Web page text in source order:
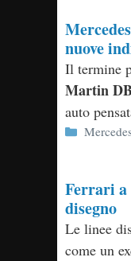
nuove
Il termine
Martin
auto
Categorie
Ferrari a
disegno
Le linee
come un